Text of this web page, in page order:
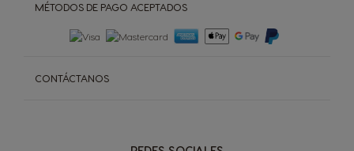
MÉTODOS DE PAGO ACEPTADOS
CONTÁCTANOS